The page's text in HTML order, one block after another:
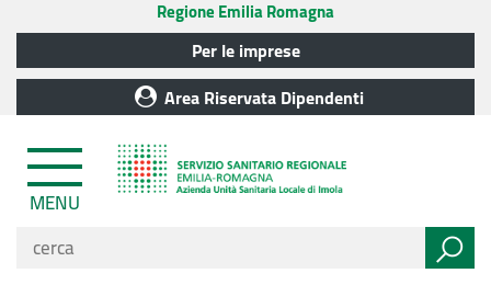
Regione Emilia Romagna
Per le imprese
Area Riservata Dipendenti
MENU